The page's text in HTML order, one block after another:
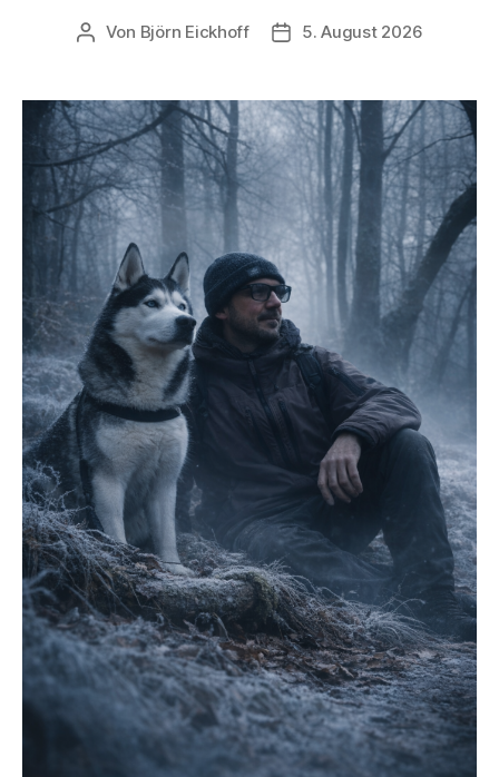
Beitragsautor
Von Björn Eickhoff Veröffentlichungsdatum
5. August 2026